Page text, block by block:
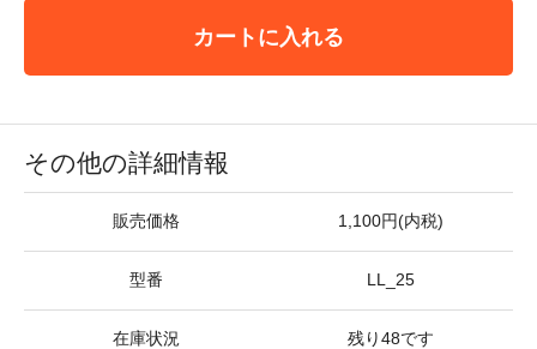
カートに入れる
その他の詳細情報
販売価格 1,100円(内税)
型番 LL_25
在庫状況 残り48です